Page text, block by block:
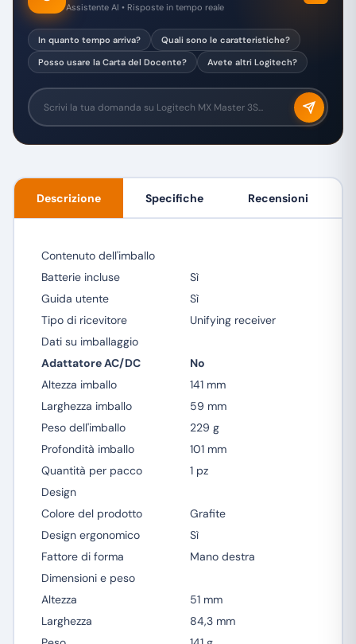
Assistente AI • Risposte in tempo reale
In quanto tempo arriva?
Quali sono le caratteristiche?
Posso usare la Carta del Docente?
Avete altri Logitech?
Descrizione Specifiche Recensioni
Contenuto dell'imballo
Batterie incluse
Sì
Guida utente
Sì
Tipo di ricevitore
Unifying receiver
Dati su imballaggio
Adattatore AC/DC
No
Altezza imballo
141 mm
Larghezza imballo
59 mm
Peso dell'imballo
229 g
Profondità imballo
101 mm
Quantità per pacco
1 pz
Design
Colore del prodotto
Grafite
Design ergonomico
Sì
Fattore di forma
Mano destra
Dimensioni e peso
Altezza
51 mm
Larghezza
84,3 mm